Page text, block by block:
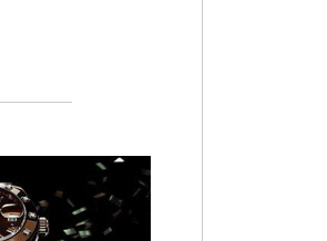
吉林省白山市浑江区浑江大街腕表时光售后服务中
吉林省辽源市龙山区人民大街腕表时光售后服务中
吉林省梅河口市新华街道梅河大街腕表时光售后服
吉林省四平市铁东区紫气大路与南九经街交汇处腕